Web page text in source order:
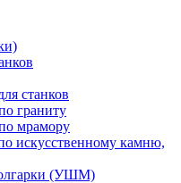
станков
граниту
мрамору
искусственному камню,
(УШМ)